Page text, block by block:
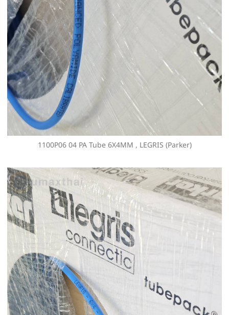
1100P06 04 PA Tube 6X4MM , LEGRIS (Parker)